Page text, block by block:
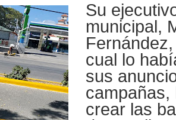
Su
municipal,
cual lo
sus
campañas,
crear las